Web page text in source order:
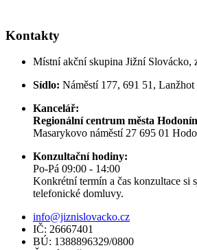
Kontakty
Místní akční skupina Jižní Slovácko,
Sídlo: Náměstí 177, 691 51, Lanžhot
Kancelář:
Regionální centrum města
Masarykovo náměstí 27 695 01
Konzultační hodiny:
Po-Pá 09:00 - 14:00
Konkrétní termín a čas konzultace si
telefonické domluvy.
info@jiznislovacko.cz
IČ: 26667401
BÚ: 1388896329/0800